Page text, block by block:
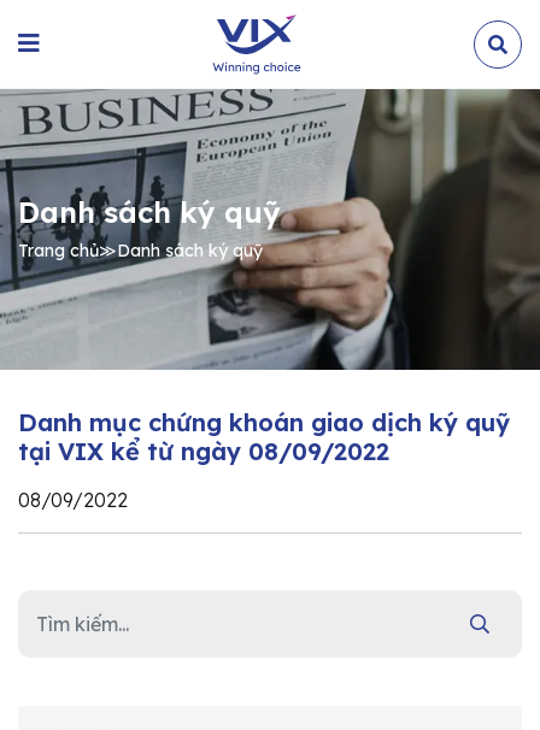
Danh sách ký quỹ
Trang chủ≫Danh sách ký quỹ
Danh mục chứng khoán giao dịch ký quỹ
tại VIX kể từ ngày 08/09/2022
08/09/2022